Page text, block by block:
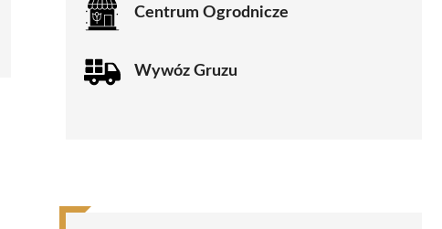
Centrum Ogrodnicze
Wywóz Gruzu